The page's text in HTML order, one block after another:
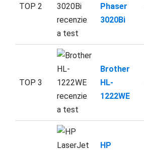
TOP 2
Phaser
3020Bi
TOP 3
Brother
HL-
1222WE
HP